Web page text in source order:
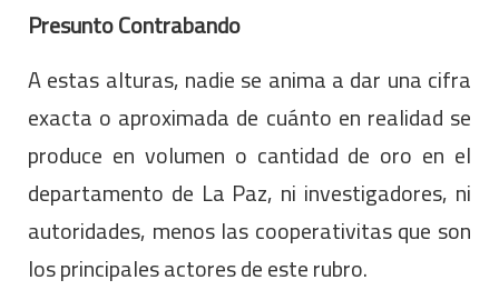
Presunto Contrabando
A estas alturas, nadie se anima a dar una cifra
exacta o aproximada de cuánto en realidad se
produce en volumen o cantidad de oro en el
departamento de La Paz, ni investigadores, ni
autoridades, menos las cooperativitas que son
los principales actores de este rubro.